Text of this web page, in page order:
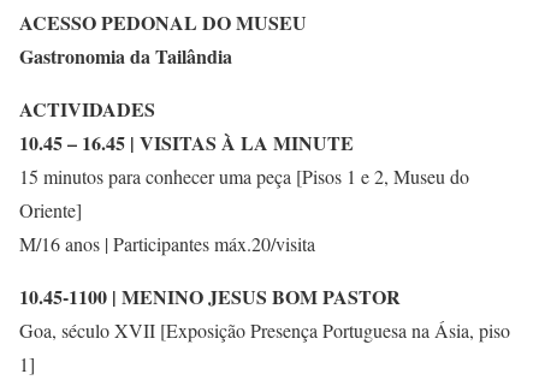
ACESSO PEDONAL DO MUSEU
Gastronomia da Tailândia
ACTIVIDADES
10.45 – 16.45 | VISITAS À LA MINUTE
15 minutos para conhecer uma peça [Pisos 1 e 2, Museu do
Oriente]
M/16 anos | Participantes máx.20/visita
10.45-1100 | MENINO JESUS BOM PASTOR
Goa, século XVII [Exposição Presença Portuguesa na Ásia, piso
1]